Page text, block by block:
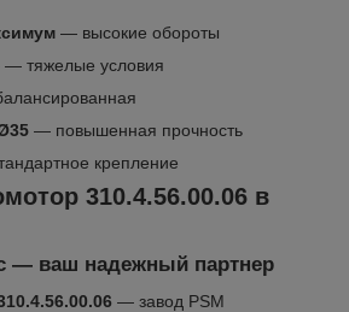
— высокие обороты
— тяжелые условия
— повышенная прочность
крепление
310.4.56.00.06 в
— ваш надежный партнер
— завод PSM